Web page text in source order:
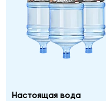
Настоящая вода